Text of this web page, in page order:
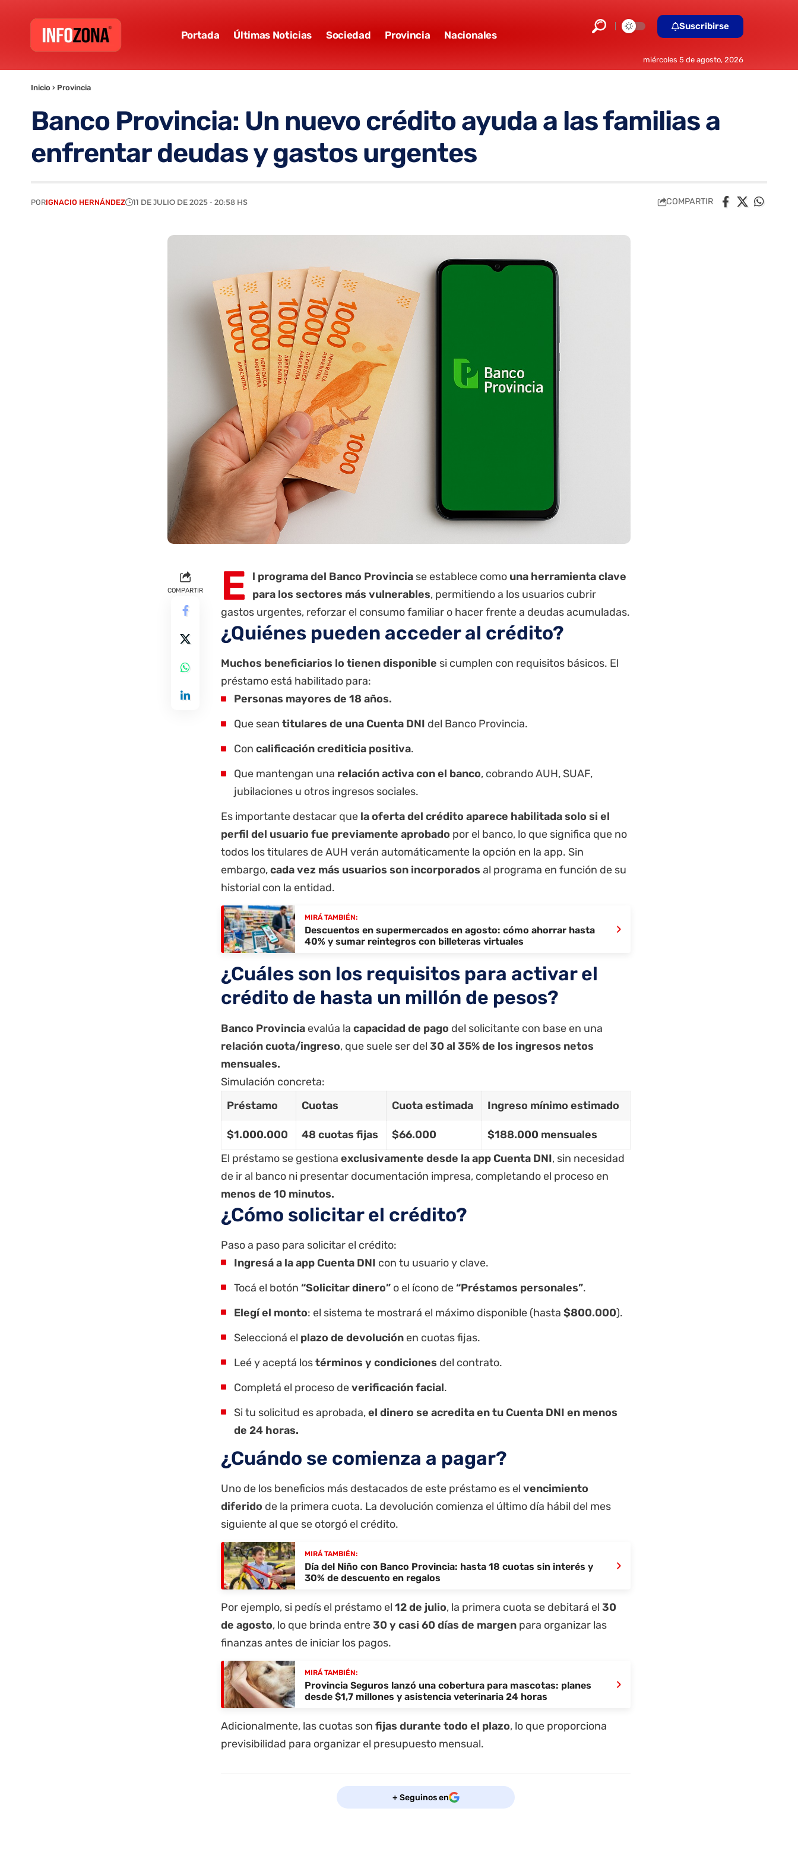
Portada Últimas Noticias Sociedad Provincia Nacionales
Suscribirse
miércoles 5 de agosto, 2026
Inicio › Provincia
Banco Provincia: Un nuevo crédito ayuda a las familias a
enfrentar deudas y gastos urgentes
PORIGNACIO HERNÁNDEZ 11 DE JULIO DE 2025 - 20:58 HS COMPARTIR
COMPARTIR E l programa del Banco Provincia se establece como una herramienta clave
para los sectores más vulnerables, permitiendo a los usuarios cubrir
gastos urgentes, reforzar el consumo familiar o hacer frente a deudas acumuladas.
¿Quiénes pueden acceder al crédito?
Muchos beneficiarios lo tienen disponible si cumplen con requisitos básicos. El
préstamo está habilitado para:
Personas mayores de 18 años.
Que sean titulares de una Cuenta DNI del Banco Provincia.
Con calificación crediticia positiva.
Que mantengan una relación activa con el banco, cobrandoAUH, SUAF,
jubilaciones u otros ingresos sociales.
Es importante destacar que la oferta del crédito aparece habilitada solo si el
perfil del usuario fue previamente aprobado por el banco, lo que significa que no
todos los titulares de AUH verán automáticamente la opción en la app. Sin
embargo,cada vez más usuarios son incorporados al programa en función de su
historial con la entidad.
MIRÁ TAMBIÉN:
Descuentos en supermercados en agosto: cómo ahorrar hasta
40% y sumar reintegros con billeteras virtuales
›
¿Cuáles son los requisitos para activar el
crédito de hasta un millón de pesos?
Banco Provincia evalúa la capacidad de pago del solicitante con base en una
relación cuota/ingreso, que suele ser del 30 al 35% de los ingresos netos
mensuales.
Simulación concreta:
Préstamo
Cuotas Cuota estimada Ingreso mínimo estimado
$1.000.000 48 cuotas fijas $66.000
$188.000 mensuales
El préstamo se gestiona exclusivamente desde la app Cuenta DNI, sin necesidad
de ir al banco ni presentar documentación impresa, completando el proceso en
menos de 10 minutos.
¿Cómo solicitar el crédito?
Paso a paso para solicitar el crédito:
Ingresá a la app Cuenta DNI con tu usuario y clave.
Tocá el botón “Solicitar dinero” o el ícono de“Préstamos personales”.
Elegí el monto: el sistema te mostrará el máximo disponible (hasta $800.000).
Seleccioná el plazo de devolución en cuotas fijas.
Leé y aceptá lostérminos y condiciones del contrato.
Completá el proceso deverificación facial.
Si tu solicitud es aprobada,el dinero se acredita en tu Cuenta DNI en menos
de 24 horas.
¿Cuándo se comienza a pagar?
Uno de los beneficios más destacados de este préstamo es el vencimiento
diferido de la primera cuota. La devolución comienza el último día hábil del mes
siguiente al que se otorgó el crédito.
MIRÁ TAMBIÉN:
Día del Niño con Banco Provincia: hasta 18 cuotas sin interés y
30% de descuento en regalos
›
Por ejemplo, si pedís el préstamo el 12 de julio, la primera cuota se debitará el 30
de agosto, lo que brinda entre30 y casi 60 días de margen para organizar las
finanzas antes de iniciar los pagos.
MIRÁ TAMBIÉN:
Provincia Seguros lanzó una cobertura para mascotas: planes
desde $1,7 millones y asistencia veterinaria 24 horas
›
Adicionalmente, las cuotas son fijas durante todo el plazo, lo que proporciona
previsibilidad para organizar el presupuesto mensual.
+ Seguinos en